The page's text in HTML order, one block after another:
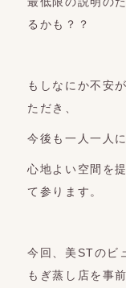
るかも？？
もしなにか不安
ただき、
今後も一人一人
心地よい空間を
て参ります。
今回、美STのビ
もぎ蒸し店を事